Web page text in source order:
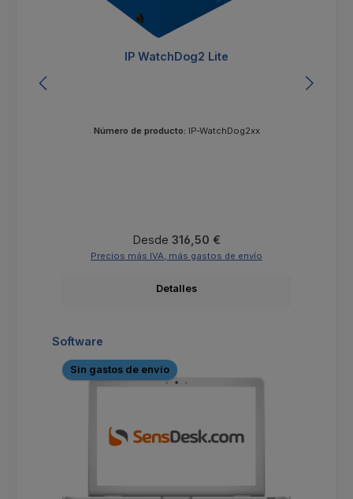
IP WatchDog2 Lite
Número de producto: IP-WatchDog2xx
Precio normal:
Desde 316,50 €
Precios más IVA, más gastos de envío
Detalles
Omitir la galería de productos
Software
Sin gastos de envío